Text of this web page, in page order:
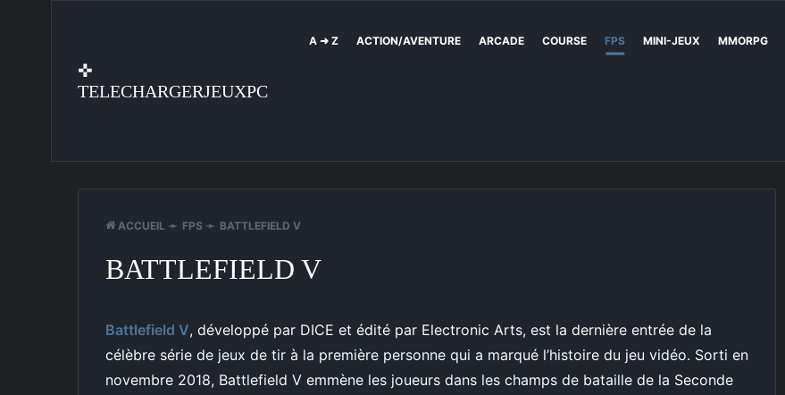
✜
TELECHARGERJEUXPC
A ➜ Z ACTION/AVENTURE ARCADE COURSE FPS MINI-JEUX MMORPG
ACCUEIL ➛ FPS ➛ BATTLEFIELD V
BATTLEFIELD V
Battlefield V, développé par DICE et édité par Electronic Arts, est la dernière entrée de la
célèbre série de jeux de tir à la première personne qui a marqué l’histoire du jeu vidéo. Sorti en
novembre 2018, Battlefield V emmène les joueurs dans les champs de bataille de la Seconde